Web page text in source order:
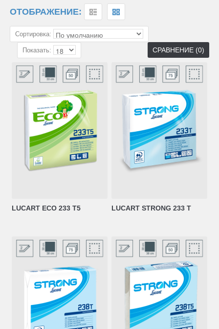
ОТОБРАЖЕНИЕ:
Сортировка:
Показать: СРАВНЕНИЕ (0)
LUCART ECO 233 T5 LUCART STRONG 233 T